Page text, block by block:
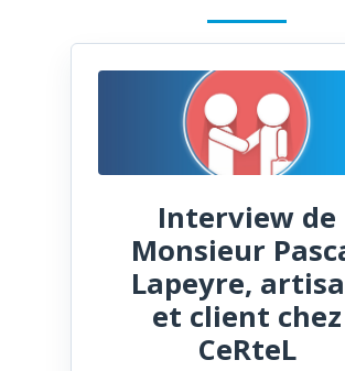
Interview de
Monsieur
Lapeyre,
et client chez
CeRteL